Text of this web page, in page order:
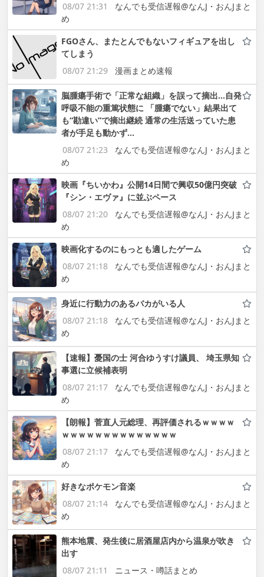
08/07 21:31
なんでも受信遅報@なんJ・おんJまと
め
FGOさん、またとんでもないフィギュアを出し
てしまう
08/07 21:29
漫画まとめ速報
脳腫瘍手術で「正常な組織」を誤って摘出…自発
呼吸不能の重篤状態に 「腫瘍でない」結果出て
も“勘違い”で摘出継続 通常の生活送っていた患
者が手足も動かず…
08/07 21:23
なんでも受信遅報@なんJ・おんJまと
め
映画『ちいかわ』公開14日間で興収50億円突破
『シン・エヴァ』に並ぶペース
08/07 21:20
なんでも受信遅報@なんJ・おんJまと
め
映画化するのにもっとも適したゲーム
08/07 21:18
なんでも受信遅報@なんJ・おんJまと
め
身近に行動力のあるバカがいる人
08/07 21:18
なんでも受信遅報@なんJ・おんJまと
め
【速報】憂国の士 河合ゆうすけ議員、 埼玉県知
事選に立候補表明
08/07 21:17
なんでも受信遅報@なんJ・おんJまと
め
【朗報】菅直人元総理、再評価されるｗｗｗｗ
ｗｗｗｗｗｗｗｗｗｗｗｗｗｗ
08/07 21:17
なんでも受信遅報@なんJ・おんJまと
め
好きなポケモン音楽
08/07 21:14
なんでも受信遅報@なんJ・おんJまと
め
熊本地震、発生後に居酒屋店内から温泉が吹き
出す
08/07 21:11
ニュース・噂話まとめ